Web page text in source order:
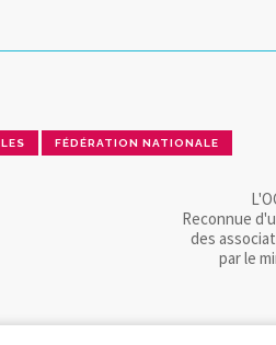
FÉDÉRATION NATIONALE
Reconnue
des
par le